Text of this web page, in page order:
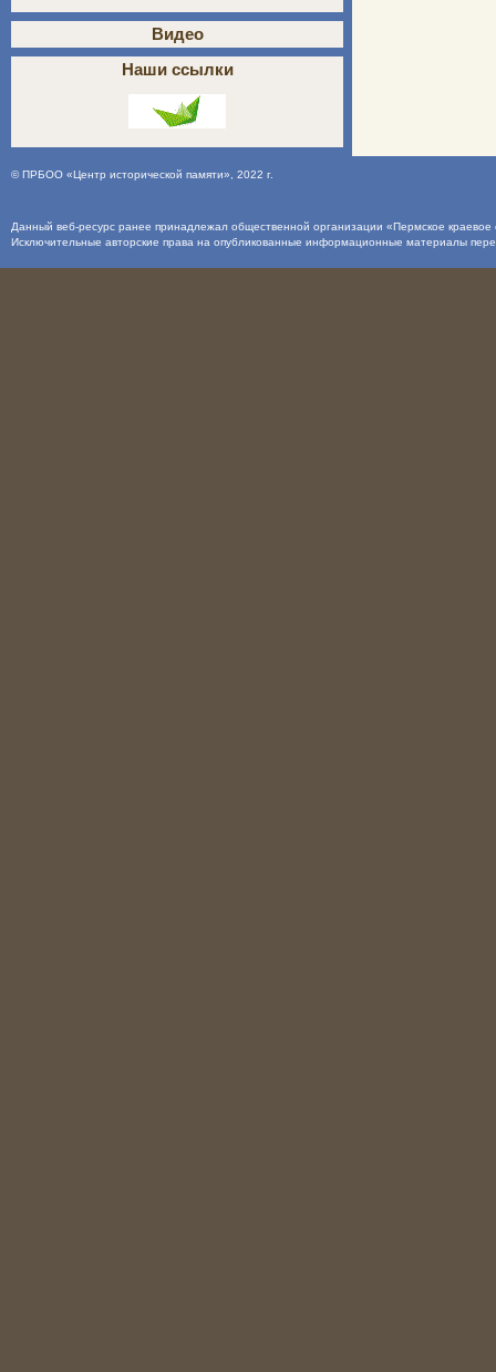
Видео
Наши ссылки
©ПРБОО «Центр исторической памяти», 2022 г.
Данный веб-ресурс ранее принадлежал общественной организации «Пермское
Исключительные авторские права на опубликованные информационные материалы